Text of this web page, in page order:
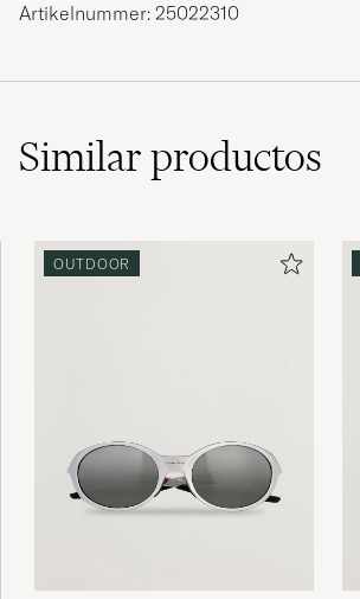
Artikelnummer: 25022310
Similarproductos
OUTDOOR